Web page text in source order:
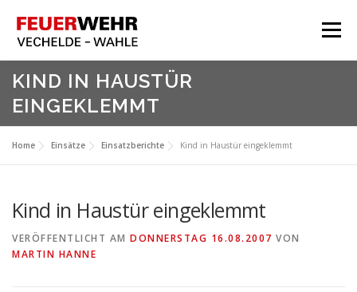
Inhalt
springen
Menü
HOME
Aktuelles
Über Uns
Meine Feuerwehr
KIND IN HAUSTÜR
EINGEKLEMMT
Home Einsätze Einsatzberichte Kind in Haustür eingeklemmt
Kind in Haustür eingeklemmt
VERÖFFENTLICHT AM DONNERSTAG 16.08.2007 VON
MARTIN HANNE